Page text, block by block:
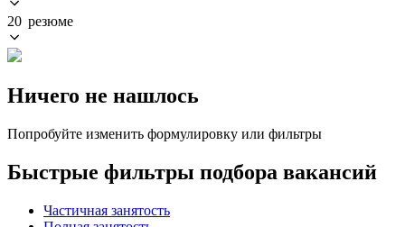
20 резюме
Ничего не нашлось
Попробуйте изменить формулировку или фильтры
Быстрые фильтры подбора вакансий
Частичная занятость